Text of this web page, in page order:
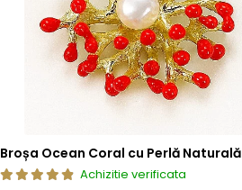
Broșa Ocean Coral cu Perlă Naturală
Achizitie verificata